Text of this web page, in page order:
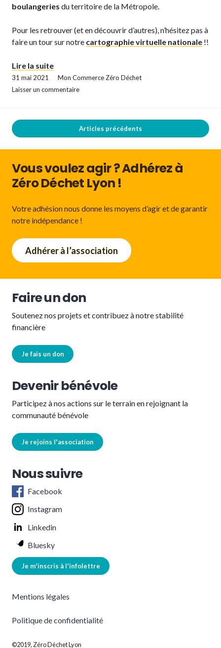
boulangeries du territoire de la Métropole.
Pour les retrouver (et en découvrir d’autres), n’hésitez pas à
faire un tour sur notre cartographie virtuelle nationale !!
Lire la suite« Les commerces qui s’engagent pour réduire
31 mai 2021
Mon Commerce Zéro Déchet
Laisser un commentaire
Articles précédents
Vous voulez agir ? Adhérez à
Zéro Déchet Lyon !
Votre adhésion nous donne les moyens d’agir et de garantir
notre indépendance !
Adhérer à l’association
Faire un don
Soutenez nos projets et contribuez à notre stabilité
financière
Je fais un don
Devenir bénévole
Participez à nos actions sur le terrain en rejoignant la
communauté bénévole
Je rejoins l'association
Nous suivre
Facebook
Instagram
Linkedin
Bluesky
Je m'inscris à l'infolettre
Mentions légales
Politique de confidentialité
©2019, Zéro Déchet Lyon